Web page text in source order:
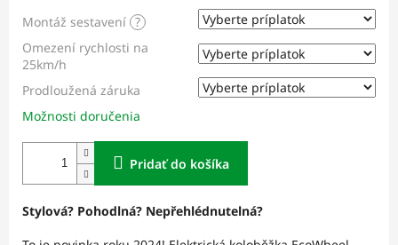
Montáž sestavení ?
Omezení rychlosti na
25km/h
Prodloužená záruka
Možnosti doručenia
Pridať do košíka
Stylová? Pohodlná? Nepřehlédnutelná?